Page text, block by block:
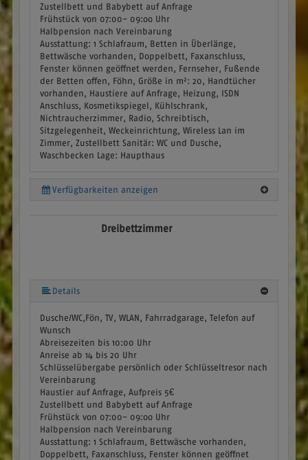
Zustellbett und Babybett auf Anfrage
Frühstück von 07:00- 09:oo Uhr
Halbpension nach Vereinbarung
Ausstattung: 1 Schlafraum, Betten in Überlänge,
Bettwäsche vorhanden, Doppelbett, Faxanschluss,
Fenster können geöffnet werden, Fernseher, Fußende
der Betten offen, Föhn, Größe in m²: 20, Handtücher
vorhanden, Haustiere auf Anfrage, Heizung, ISDN
Anschluss, Kosmetikspiegel, Kühlschrank,
Nichtraucherzimmer, Radio, Schreibtisch,
Sitzgelegenheit, Weckeinrichtung, Wireless Lan im
Zimmer, Zustellbett Sanitär: WC und Dusche,
Waschbecken Lage: Haupthaus
Verfügbarkeiten anzeigen
Dreibettzimmer
Details
Dusche/WC,Fön, TV, WLAN, Fahrradgarage, Telefon auf
Wunsch
Abreisezeiten bis 10:00 Uhr
Anreise ab 14 bis 20 Uhr
Schlüsselübergabe persönlich oder Schlüsseltresor nach
Vereinbarung
Haustier auf Anfrage, Aufpreis 5€
Zustellbett und Babybett auf Anfrage
Frühstück von 07:00- 09:oo Uhr
Halbpension nach Vereinbarung
Ausstattung: 1 Schlafraum, Bettwäsche vorhanden,
Doppelbett, Faxanschluss, Fenster können geöffnet